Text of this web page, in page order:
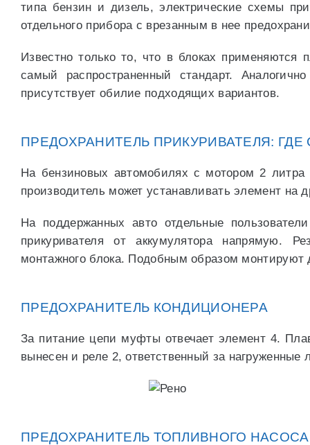
типа бензин и дизель, электрические схемы
отдельного прибора с врезанным в нее
Известно только то, что в блоках применяются
самый распространенный стандарт.
присутствует обилие подходящих вариантов.
ПРЕДОХРАНИТЕЛЬ ПРИКУРИВАТЕЛЯ: ГДЕ
На бензиновых автомобилях с мотором 2
производитель может устанавливать элемент на
На поддержанных авто отдельные
прикуривателя от аккумулятора напрямую.
монтажного блока. Подобным образом монтируют
ПРЕДОХРАНИТЕЛЬ КОНДИЦИОНЕРА
За питание цепи муфты отвечает элемент 4.
вынесен и реле 2, ответственный за нагруженные
ПРЕДОХРАНИТЕЛЬ ТОПЛИВНОГО НАСОСА